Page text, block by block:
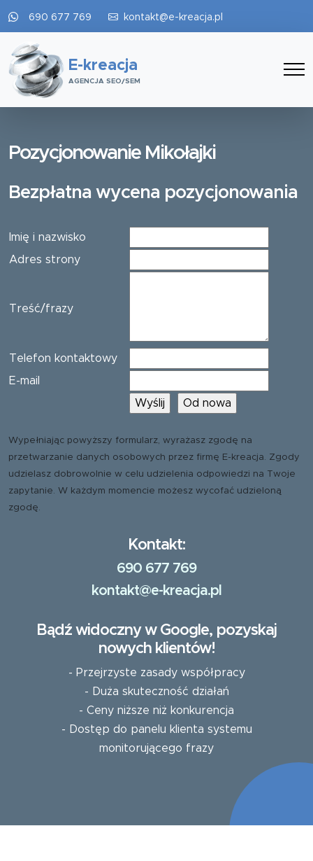
690 677 769 kontakt@e-kreacja.pl
E-kreacja
AGENCJA SEO/SEM
Pozycjonowanie Mikołajki
Bezpłatna wycena pozycjonowania
Imię i nazwisko
Adres strony
Treść/frazy
Telefon kontaktowy
E-mail
Wypełniając powyższy formularz, wyrażasz zgodę na
przetwarzanie danych osobowych przez firmę E-kreacja. Zgody
udzielasz dobrowolnie w celu udzielenia odpowiedzi na Twoje
zapytanie. W każdym momencie możesz wycofać udzieloną
zgodę.
Kontakt:
690 677 769
kontakt@e-kreacja.pl
Bądź widoczny w Google, pozyskaj
nowych klientów!
- Przejrzyste zasady współpracy
- Duża skuteczność działań
- Ceny niższe niż konkurencja
- Dostęp do panelu klienta systemu
monitorującego frazy